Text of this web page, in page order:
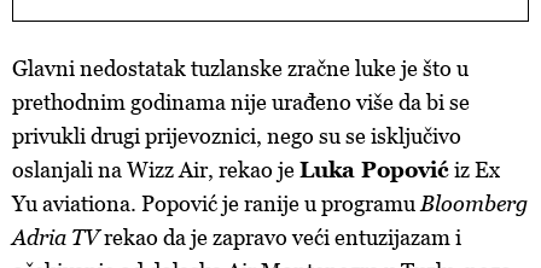
Glavni nedostatak tuzlanske zračne luke je što u
prethodnim godinama nije urađeno više da bi se
privukli drugi prijevoznici, nego su se isključivo
oslanjali na Wizz Air, rekao jeLuka Popovićiz Ex
Yu aviationa. Popović je ranije u programu Bloomberg
Adria TVrekao da je zapravo veći entuzijazam i